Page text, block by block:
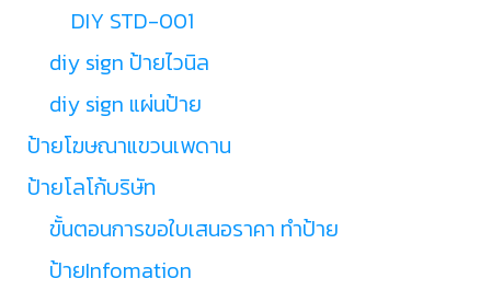
DIY STD-001
diy sign ป้ายไวนิล
diy sign แผ่นป้าย
ป้ายโฆษณาแขวนเพดาน
ป้ายโลโก้บริษัท
ขั้นตอนการขอใบเสนอราคา ทำป้าย
ป้ายInfomation